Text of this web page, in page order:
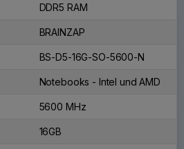
DDR5 RAM
BRAINZAP
BS-D5-16G-SO-5600-N
Notebooks - Intel und AMD
5600 MHz
16GB